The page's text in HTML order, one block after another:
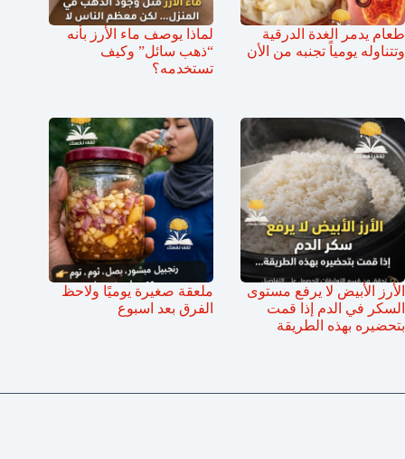
طعام يدمر الغدة الدرقية
وتتناوله يومياً تجنبه من الأن
لماذا يوصف ماء الأرز بأنه
“ذهب سائل” وكيف
تستخدمه؟
الأرز الأبيض لا يرفع مستوى
السكر في الدم إذا قمت
بتحضيره بهذه الطريقة
ملعقة صغيرة يوميًا ولاحظ
الفرق بعد اسبوع